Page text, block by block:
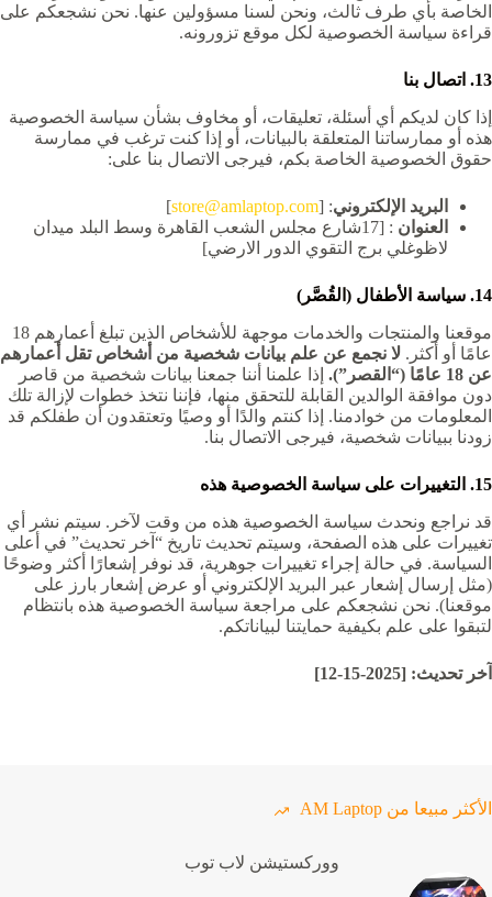
الخاصة بأي طرف ثالث، ونحن لسنا مسؤولين عنها. نحن نشجعكم على
قراءة سياسة الخصوصية لكل موقع تزورونه.
13. اتصال بنا
إذا كان لديكم أي أسئلة، تعليقات، أو مخاوف بشأن سياسة الخصوصية
هذه أو ممارساتنا المتعلقة بالبيانات، أو إذا كنت ترغب في ممارسة
حقوق الخصوصية الخاصة بكم، فيرجى الاتصال بنا على:
البريد الإلكتروني: [
store@amlaptop.com
]
العنوان
: [17شارع مجلس الشعب القاهرة وسط البلد ميدان
لاظوغلي برج التقوي الدور الارضي]
14. سياسة الأطفال (القُصَّر)
موقعنا والمنتجات والخدمات موجهة للأشخاص الذين تبلغ أعمارهم 18
عامًا أو أكثر. لا نجمع عن علم بيانات شخصية من أشخاص تقل أعمارهم
عن 18 عامًا (“القصر”).
إذا علمنا أننا جمعنا بيانات شخصية من قاصر
دون موافقة الوالدين القابلة للتحقق منها، فإننا نتخذ خطوات لإزالة تلك
المعلومات من خوادمنا. إذا كنتم والدًا أو وصيًا وتعتقدون أن طفلكم قد
زودنا ببيانات شخصية، فيرجى الاتصال بنا.
15. التغييرات على سياسة الخصوصية هذه
قد نراجع ونحدث سياسة الخصوصية هذه من وقت لآخر. سيتم نشر أي
تغييرات على هذه الصفحة، وسيتم تحديث تاريخ “آخر تحديث” في أعلى
السياسة. في حالة إجراء تغييرات جوهرية، قد نوفر إشعارًا أكثر وضوحًا
(مثل إرسال إشعار عبر البريد الإلكتروني أو عرض إشعار بارز على
موقعنا). نحن نشجعكم على مراجعة سياسة الخصوصية هذه بانتظام
لتبقوا على علم بكيفية حمايتنا لبياناتكم.
آخر تحديث: [2025-15-12]
الأكثر مبيعا من AM Laptop
ووركستيشن لاب توب